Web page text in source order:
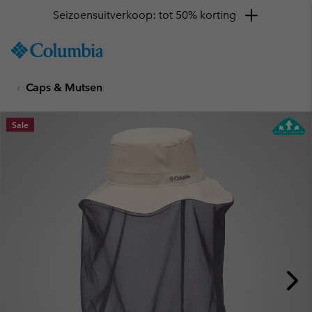
TO
SKIP
MAIN
NAV
Seizoensuitverkoop: tot 50% korting
Caps & Mutsen
Sale